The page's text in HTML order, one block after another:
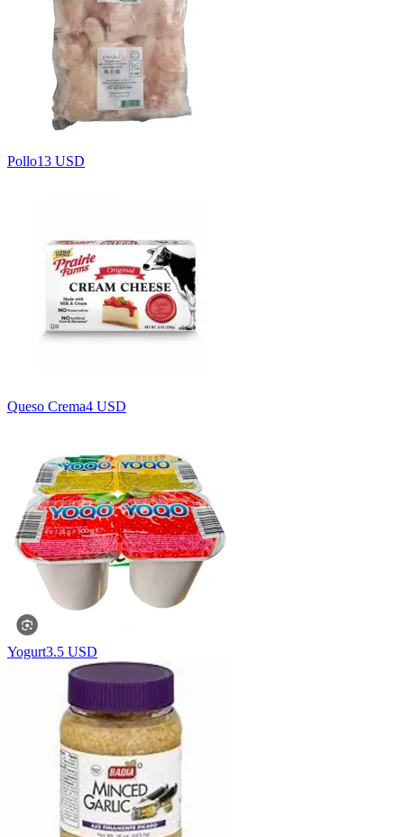
Pollo13 USD
Queso Crema4 USD
Yogurt3.5 USD